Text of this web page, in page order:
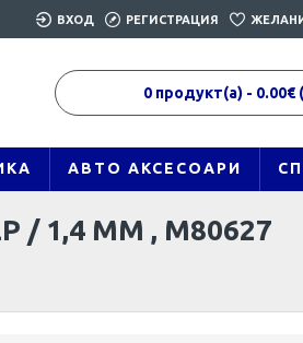
ВХОД РЕГИСТРАЦИЯ
0 продукт(а) - 0.00€
АВТО АКСЕСОАРИ
/ 1,4 ММ , M80627